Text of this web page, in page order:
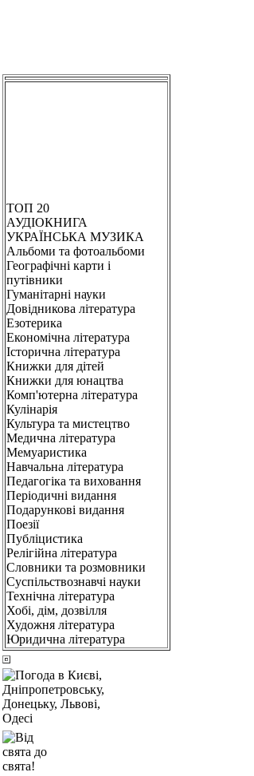
ТОП 20
АУДІОКНИГА
УКРАЇНСЬКА МУЗИКА
Альбоми та фотоальбоми
Географічні карти і
путівники
Гуманітарні науки
Довідникова література
Езотерика
Економічна література
Історична література
Книжки для дітей
Книжки для юнацтва
Комп'ютерна література
Кулінарія
Культура та мистецтво
Медична література
Мемуаристика
Навчальна література
Педагогіка та виховання
Періодичні видання
Подарункові видання
Поезії
Публіцистика
Релігійна література
Словники та розмовники
Суспільствознавчі науки
Технічна література
Хобі, дім, дозвілля
Художня література
Юридична література